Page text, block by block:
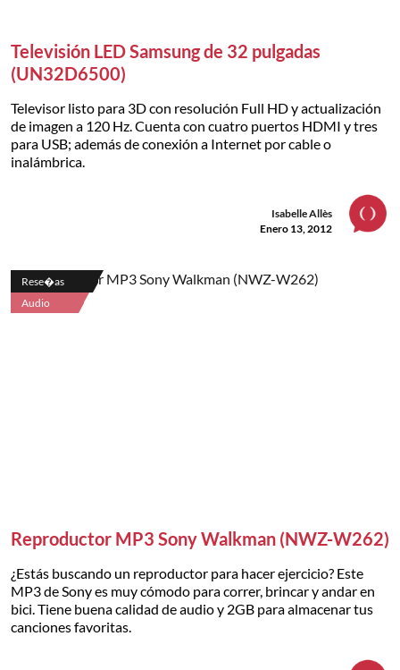
Televisión LED Samsung de 32 pulgadas
(UN32D6500)
Televisor listo para 3D con resolución Full HD y actualización
de imagen a 120 Hz. Cuenta con cuatro puertos HDMI y tres
para USB; además de conexión a Internet por cable o
inalámbrica.
Isabelle Allès
Enero 13, 2012
Rese�as
Audio
Reproductor MP3 Sony Walkman (NWZ-W262)
¿Estás buscando un reproductor para hacer ejercicio? Este
MP3 de Sony es muy cómodo para correr, brincar y andar en
bici. Tiene buena calidad de audio y 2GB para almacenar tus
canciones favoritas.